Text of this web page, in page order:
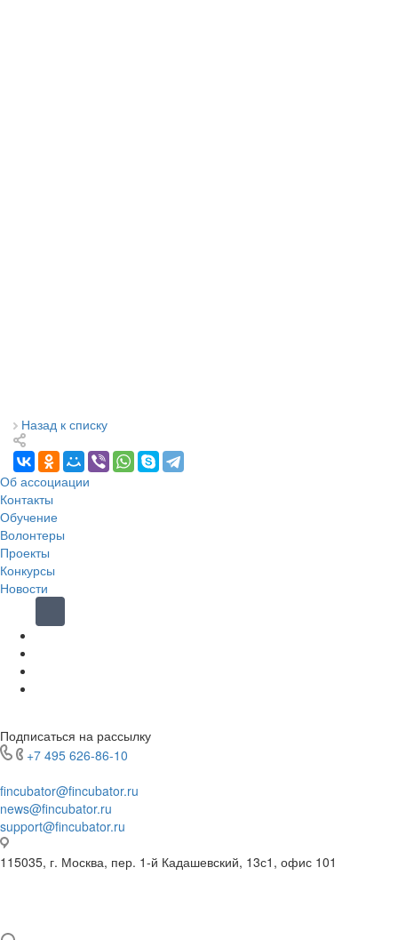
Назад к списку
Об ассоциации
Контакты
Обучение
Волонтеры
Проекты
Конкурсы
Новости
Подписаться на рассылку
+7 495 626-86-10
fincubator@fincubator.ru
news@fincubator.ru
support@fincubator.ru
115035, г. Москва, пер. 1-й Кадашевский, 13с1, офис 101